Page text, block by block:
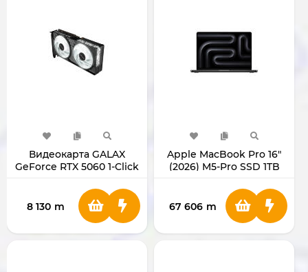
Видеокарта GALAX
GeForce RTX 5060 1-Click
8 130 m
Apple MacBook Pro 16"
(2026) M5-Pro SSD 1TB
67 606 m